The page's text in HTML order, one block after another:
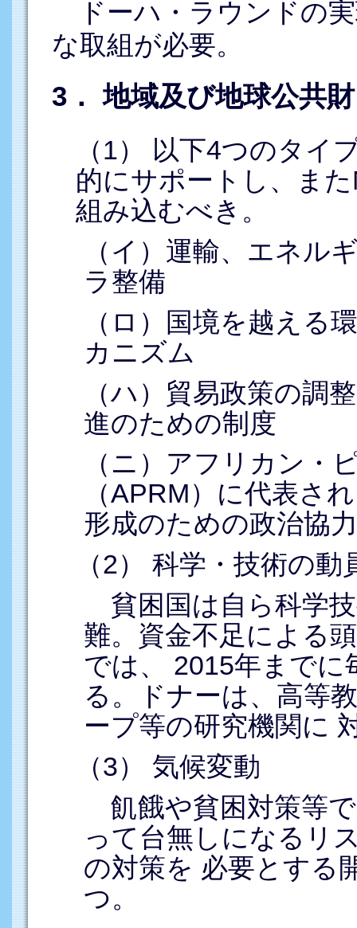
ドーハ・ラウンドの
な取組が必要。
3． 地域及び地球公共財
（1） 以下4つのタイ
的にサポートし、ま
組み込むべき。
（イ）運輸、エネル
ラ整備
（ロ）国境を越える
カニズム
（ハ）貿易政策の調
進のための制度
（ニ）アフリカン・
（APRM）に代表さ
形成のための政治協力
（2） 科学・技術の動
貧困国は自ら科学
難。資金不足による
では、 2015年まで
る。ドナーは、高等
ープ等の研究機関に
（3） 気候変動
飢餓や貧困対策等
って台無しになるリ
の対策を 必要とする
つ。